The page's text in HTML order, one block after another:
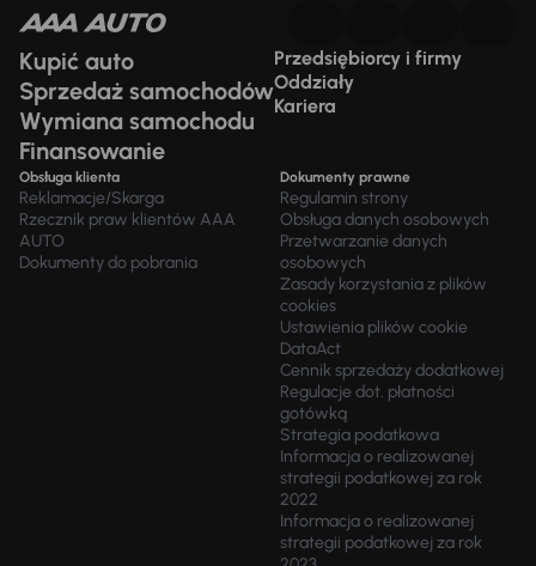
Kupić auto
Sprzedaż samochodów
Wymiana samochodu
Finansowanie
Przedsiębiorcy i firmy
Oddziały
Kariera
Obsługa klienta
Reklamacje/Skarga
Rzecznik praw klientów AAA
AUTO
Dokumenty do pobrania
Dokumenty prawne
Regulamin strony
Obsługa danych osobowych
Przetwarzanie danych
osobowych
Zasady korzystania z plików
cookies
Ustawienia plików cookie
DataAct
Cennik sprzedaży dodatkowej
Regulacje dot. płatności
gotówką
Strategia podatkowa
Informacja o realizowanej
strategii podatkowej za rok
2022
Informacja o realizowanej
strategii podatkowej za rok